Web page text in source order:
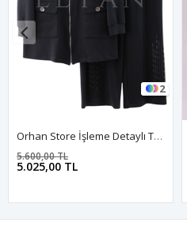
2
Orhan Store İşleme Detaylı Takım- LYN04258 Siyah
5.025,00 TL
5.600,00 TL